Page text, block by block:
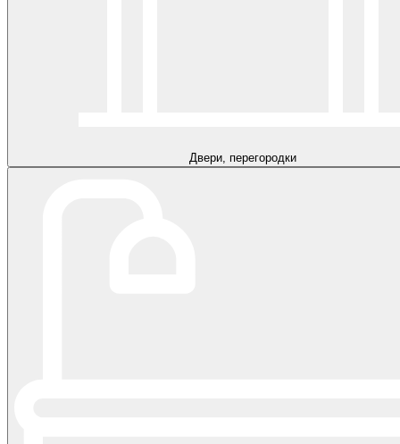
Двери, перегородки